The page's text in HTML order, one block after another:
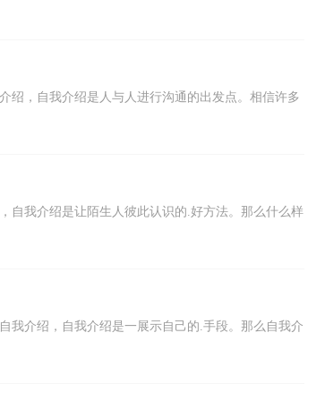
绍，自我介绍是人与人进行沟通的出发点。相信许多
自我介绍是让陌生人彼此认识的.好方法。那么什么样
我介绍，自我介绍是一展示自己的.手段。那么自我介